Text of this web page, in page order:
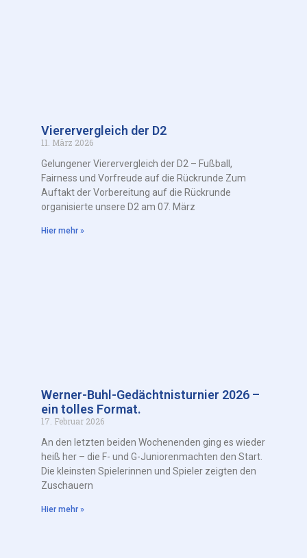
Vierervergleich der D2
11. März 2026
Gelungener Vierervergleich der D2 – Fußball,
Fairness und Vorfreude auf die Rückrunde Zum
Auftakt der Vorbereitung auf die Rückrunde
organisierte unsere D2 am 07. März
Hier mehr »
Werner-Buhl-Gedächtnisturnier 2026 –
ein tolles Format.
17. Februar 2026
An den letzten beiden Wochenenden ging es wieder
heiß her – die F- und G-Juniorenmachten den Start.
Die kleinsten Spielerinnen und Spieler zeigten den
Zuschauern
Hier mehr »